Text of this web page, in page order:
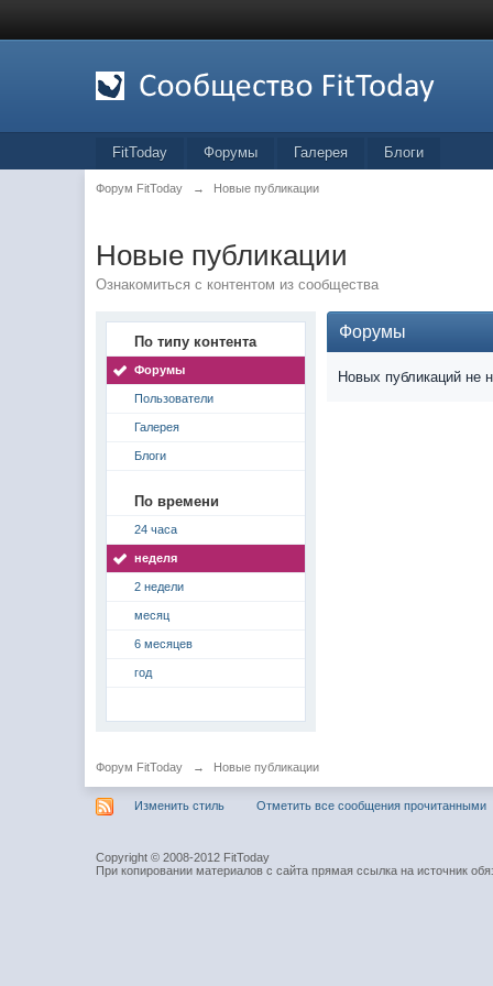
FitToday Форумы Галерея Блоги
Форум FitToday → Новые публикации
Новые публикации
Ознакомиться с контентом из сообщества
По типу контента
Форумы
Пользователи
Галерея
Блоги
По времени
24 часа
неделя
2 недели
месяц
6 месяцев
год
Форумы
Новых публикаций не
Форум FitToday → Новые публикации
Изменить стиль Отметить все сообщения прочитанными
Copyright © 2008-2012 FitToday
При копировании материалов с сайта прямая ссылка на источник